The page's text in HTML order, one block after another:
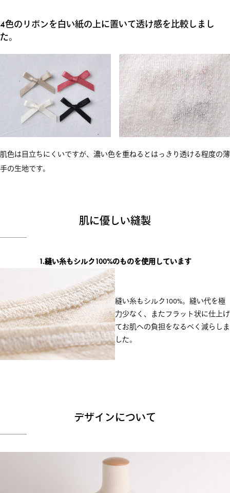
4色のリボンを白い紙の上に置いて透け感を比較しまし
た。
肌色は目立ちにくいですが、濃い色を重ねるとはっきり透ける程度の薄
手の生地です。
肌に優しい縫製
1.縫い糸もシルク100%のものを使用しています
縫い糸もシルク100%。縫い代を極
力少なく、またフラット状に仕上げ
てお肌への負担をなるべく減らしま
した。
デザインについて